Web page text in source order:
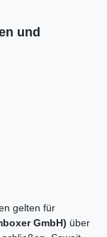
und
gelten für
GmbH) über